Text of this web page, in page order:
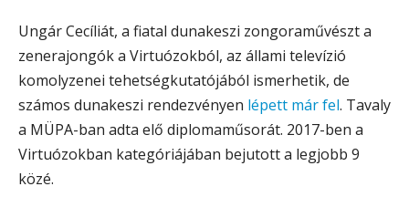
Ungár Cecíliát, a fiatal dunakeszi zongoraművészt a
zenerajongók a Virtuózokból, az állami televízió
komolyzenei tehetségkutatójából ismerhetik, de
számos dunakeszi rendezvényen lépett már fel. Tavaly
a MÜPA-ban adta elő diplomaműsorát. 2017-ben a
Virtuózokban kategóriájában bejutott a legjobb 9
közé.